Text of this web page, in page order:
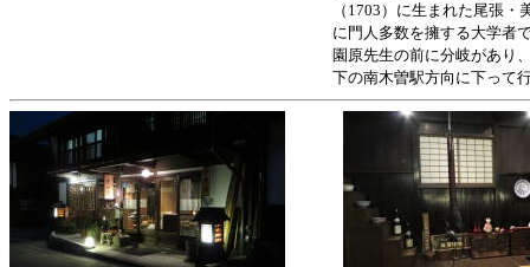
（1703）に生まれた尾張・
に門人多数を擁する大学者
園原先生の前に分岐があり
下の南木曽駅方向に下って